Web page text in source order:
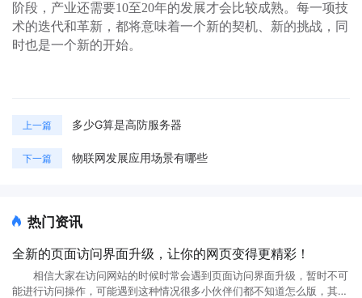
阶段，产业还需要10至20年的发展才会比较成熟。 每一项技
术的迭代和革新，都将意味着一个新的契机、新的挑战，同
时也是一个新的开始。
上一篇 多少G算是高防服务器
下一篇 物联网发展应用场景有哪些
热门资讯
全新的页面访问界面升级，让你的网页变得更精彩！
相信大家在访问网站的时候时常会遇到页面访问界面升级，暂时不可
能进行访问操作，可能遇到这种情况很多小伙伴们都不知道怎么版，其实